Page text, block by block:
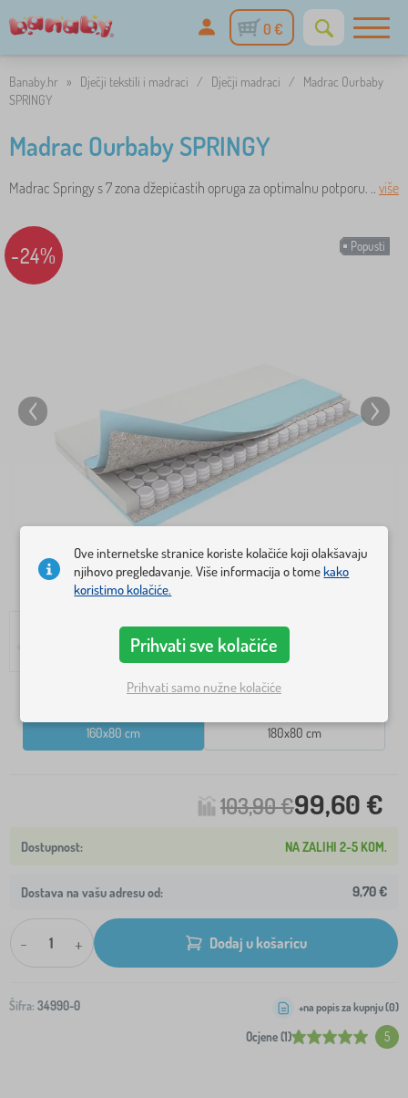
0 €
Banaby.hr » Dječji tekstili i madraci / Dječji madraci /
Madrac Ourbaby
SPRINGY
Madrac Ourbaby SPRINGY
Madrac Springy s 7 zona džepićastih opruga za optimalnu potporu. .. više
Popusti
-24%
160x80 cm 180x80 cm
103,90 €99,60 €
NA ZALIHI 2-5 KOM.
Dostava na vašu adresu od: 9,70 €
- + Dodaj u košaricu
Šifra: 34990-0
Ocjene (1) 5
+na popis za kupnju (0)
Ove internetske stranice koriste kolačiće koji olakšavaju
njihovo pregledavanje. Više informacija o tomekako
koristimo kolačiće.
Prihvati sve kolačiće
Prihvati samo nužne kolačiće